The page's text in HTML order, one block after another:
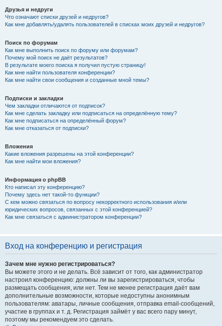
Друзья и недруги
Что означают списки друзей и недругов?
Как мне добавлять/удалять пользователей в списках моих друзей и недругов?
Поиск по форумам
Как мне выполнить поиск по форуму или форумам?
Почему мой поиск не даёт результатов?
В результате моего поиска я получил пустую страницу!
Как мне найти пользователя конференции?
Как мне найти свои сообщения и созданные мной темы?
Подписки и закладки
Чем закладки отличаются от подписок?
Как мне сделать закладку или подписаться на определённую тему?
Как мне подписаться на определённый форум?
Как мне отказаться от подписки?
Вложения
Какие вложения разрешены на этой конференции?
Как мне найти мои вложения?
Информация о phpBB
Кто написал эту конференцию?
Почему здесь нет такой-то функции?
С кем можно связаться по вопросу некорректного использования и/или
юридических вопросов, связанных с этой конференцией?
Как мне связаться с администратором конференции?
Вход на конференцию и регистрация
Зачем мне нужно регистрироваться?
Вы можете этого и не делать. Всё зависит от того, как администратор
настроил конференцию: должны ли вы зарегистрироваться, чтобы
размещать сообщения, или нет. Тем не менее регистрация даёт вам
дополнительные возможности, которые недоступны анонимным
пользователям: аватары, личные сообщения, отправка email-сообщений,
участие в группах и т. д. Регистрация займёт у вас всего пару минут,
поэтому мы рекомендуем это сделать.